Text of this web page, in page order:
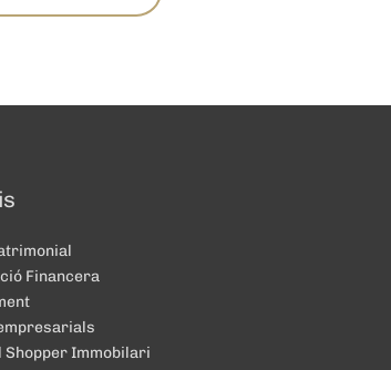
Financera
Shopper Immobilari